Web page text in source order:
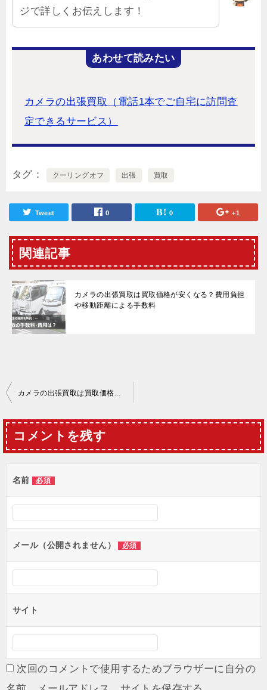
ジで詳しくお伝えします！
あわせて読みたい
カメラの出張買取（電話1本でご自宅に訪問査
定できるサービス）
タグ クーリングオフ 出張 買取
Tweet 0 0 +1
関連記事
カメラの出張買取は買取価格が安くなる？費用負担
や移動距離による手数料
投
ナ
ビ
シ
ン
コメントを残す
名前 必須
メール（公開されません） 必須
サイト
次回のコメントで使用するためブラウザーに自分の